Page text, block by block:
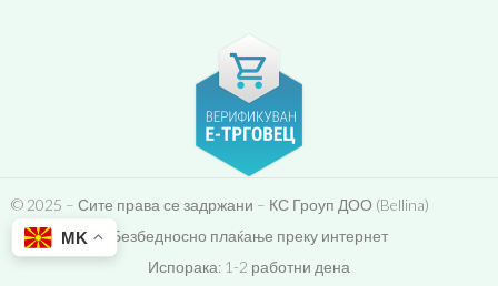
© 2025 – Сите права се задржани – КС Гроуп ДОО (Bellina)
Безбедносно плаќање преку интернет
Испорака: 1-2 работни дена
MK